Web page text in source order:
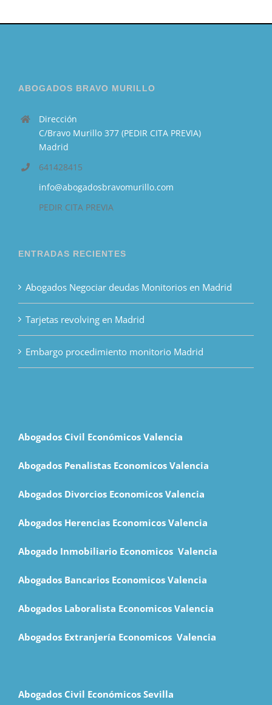
ABOGADOS BRAVO MURILLO
Dirección
C/Bravo Murillo 377 (PEDIR CITA PREVIA)
Madrid
641428415
info@abogadosbravomurillo.com
PEDIR CITA PREVIA
ENTRADAS RECIENTES
Abogados Negociar deudas Monitorios en Madrid
Tarjetas revolving en Madrid
Embargo procedimiento monitorio Madrid
Abogados Civil Económicos Valencia
Abogados Penalistas Economicos Valencia
Abogados Divorcios Economicos Valencia
Abogados Herencias Economicos Valencia
Abogado Inmobiliario Economicos Valencia
Abogados Bancarios Economicos Valencia
Abogados Laboralista Economicos Valencia
Abogados Extranjería Economicos Valencia
Abogados Civil Económicos Sevilla